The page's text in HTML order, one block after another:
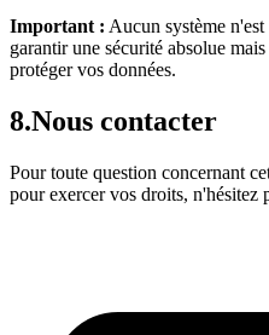
Important : Aucun système
garantir une sécurité absolue
protéger vos données.
8.Nous contacter
Pour toute question concernant
pour exercer vos droits, n'hésitez